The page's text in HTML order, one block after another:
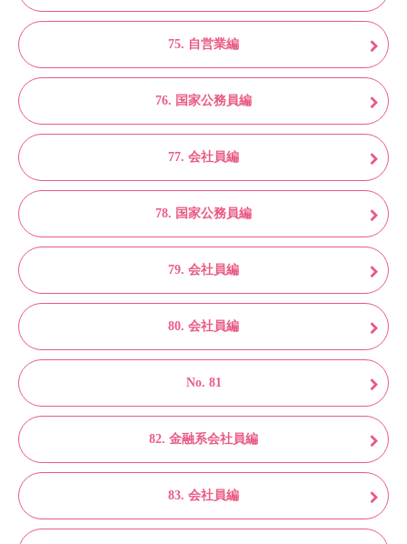
75. 自営業編
76. 国家公務員編
77. 会社員編
78. 国家公務員編
79. 会社員編
80. 会社員編
No. 81
82. 金融系会社員編
83. 会社員編